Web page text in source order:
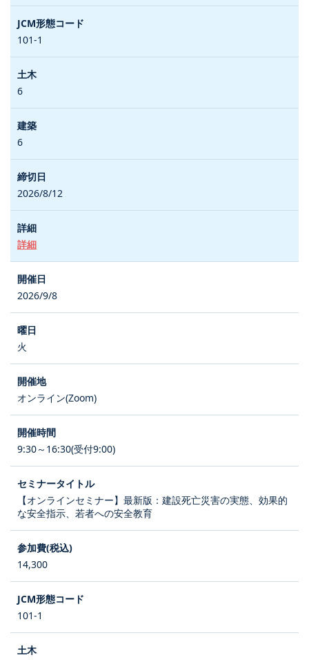
101-1
6
6
2026/8/12
詳細
2026/9/8
火
オンライン(Zoom)
9:30～16:30(受付9:00)
【オンラインセミナー】最新版：建設死亡災害の実態、効果的
な安全指示、若者への安全教育
14,300
101-1